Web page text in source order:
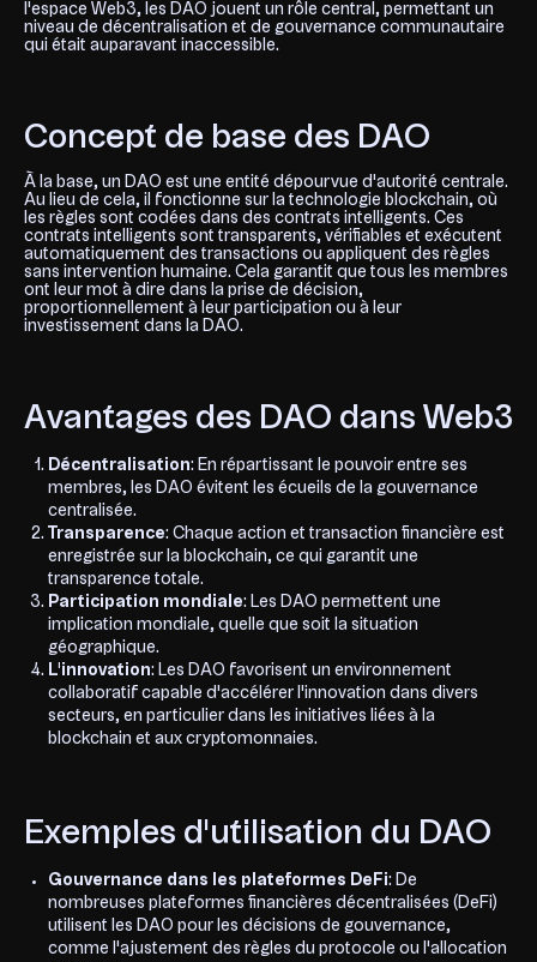
l'espace Web3, les DAO jouent un rôle central, permettant un
niveau de décentralisation et de gouvernance communautaire
qui était auparavant inaccessible.
Concept de base des DAO
À la base, un DAO est une entité dépourvue d'autorité centrale.
Au lieu de cela, il fonctionne sur la technologie blockchain, où
les règles sont codées dans des contrats intelligents. Ces
contrats intelligents sont transparents, vérifiables et exécutent
automatiquement des transactions ou appliquent des règles
sans intervention humaine. Cela garantit que tous les membres
ont leur mot à dire dans la prise de décision,
proportionnellement à leur participation ou à leur
investissement dans la DAO.
Avantages des DAO dans Web3
Décentralisation: En répartissant le pouvoir entre ses
membres, les DAO évitent les écueils de la gouvernance
centralisée.
Transparence: Chaque action et transaction financière est
enregistrée sur la blockchain, ce qui garantit une
transparence totale.
Participation mondiale: Les DAO permettent une
implication mondiale, quelle que soit la situation
géographique.
L'innovation: Les DAO favorisent un environnement
collaboratif capable d'accélérer l'innovation dans divers
secteurs, en particulier dans les initiatives liées à la
blockchain et aux cryptomonnaies.
Exemples d'utilisation du DAO
Gouvernance dans les plateformes DeFi: De
nombreuses plateformes financières décentralisées (DeFi)
utilisent les DAO pour les décisions de gouvernance,
comme l'ajustement des règles du protocole ou l'allocation